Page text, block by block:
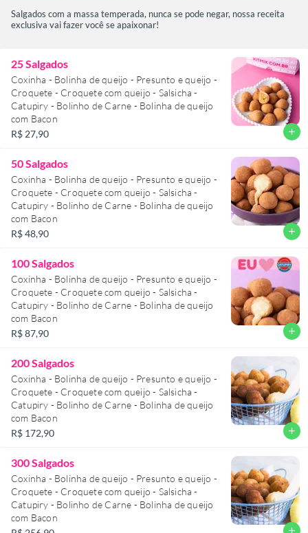
Salgados com a massa temperada, nunca se pode negar, nossa receita
exclusiva vai fazer você se apaixonar!
25 Salgados
Coxinha - Bolinha de queijo - Presunto e queijo -
Croquete - Croquete com queijo - Salsicha -
Catupiry - Bolinho de Carne - Bolinha de queijo
com Bacon
R$ 27,90
add
50 Salgados
Coxinha - Bolinha de queijo - Presunto e queijo -
Croquete - Croquete com queijo - Salsicha -
Catupiry - Bolinho de Carne - Bolinha de queijo
com Bacon
R$ 48,90
add
100 Salgados
Coxinha - Bolinha de queijo - Presunto e queijo -
Croquete - Croquete com queijo - Salsicha -
Catupiry - Bolinho de Carne - Bolinha de queijo
com Bacon
R$ 87,90
add
200 Salgados
Coxinha - Bolinha de queijo - Presunto e queijo -
Croquete - Croquete com queijo - Salsicha -
Catupiry - Bolinho de Carne - Bolinha de queijo
com Bacon
R$ 172,90
add
300 Salgados
Coxinha - Bolinha de queijo - Presunto e queijo -
Croquete - Croquete com queijo - Salsicha -
Catupiry - Bolinho de Carne - Bolinha de queijo
com Bacon
add